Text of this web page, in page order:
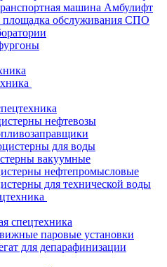
машина Амбулифт
площадка обслуживания СПО
нефтевозы
для воды
вакуумные
нефтепромысловые
для технической воды
спецтехника
паровые установки
для депарафинизации